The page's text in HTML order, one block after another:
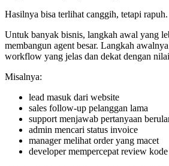
Hasilnya bisa terlihat canggih, tetapi rapuh.
Untuk banyak bisnis, langkah awal yang
membangun agent besar. Langkah
workflow yang jelas dan dekat dengan
Misalnya:
lead masuk dari website
sales follow-up pelanggan lama
support menjawab pertanyaan
admin mencari status invoice
manager melihat order yang macet
developer mempercepat review